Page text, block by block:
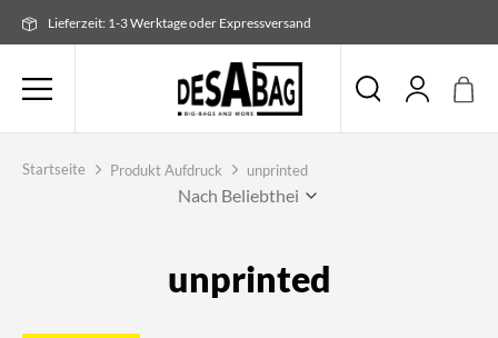
Inhalt
Lieferzeit: 1-3 Werktage oder Expressversand
Startseite Produkt Aufdruck unprinted
unprinted